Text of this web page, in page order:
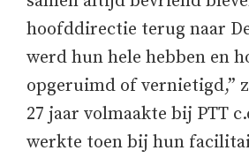
hoofddirectie terug naar
werd hun hele hebben en
opgeruimd of vernietigd,”
27 jaar volmaakte bij PTT
werkte toen bij hun